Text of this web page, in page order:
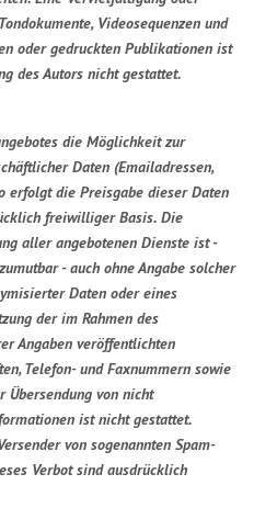
Videosequenzen und
oder gedruckten Publikationen ist
des Autors nicht gestattet.
die Möglichkeit zur
Daten (Emailadressen,
erfolgt die Preisgabe dieser Daten
freiwilliger Basis. Die
aller angebotenen Dienste ist -
- auch ohne Angabe solcher
Daten oder eines
der im Rahmen des
Angaben veröffentlichten
Telefon- und Faxnummern sowie
Übersendung von nicht
ist nicht gestattet.
von sogenannten Spam-
Verbot sind ausdrücklich